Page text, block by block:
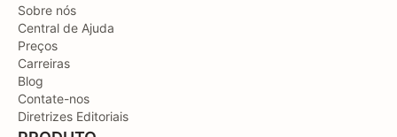
Sobre nós
Central de Ajuda
Preços
Carreiras
Blog
Contate-nos
Diretrizes Editoriais